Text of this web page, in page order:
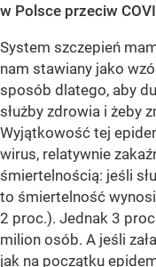
w Polsce przeciw
System szczepień
nam stawiany jako
sposób dlatego, aby
służby zdrowia i żeby
Wyjątkowość tej
wirus, relatywnie
śmiertelnością: jeśli
to śmiertelność
2 proc.). Jednak 3
milion osób. A jeśli
jak na początku